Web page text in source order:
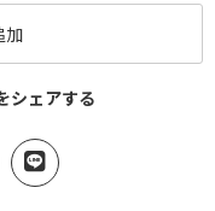
加
シェアする